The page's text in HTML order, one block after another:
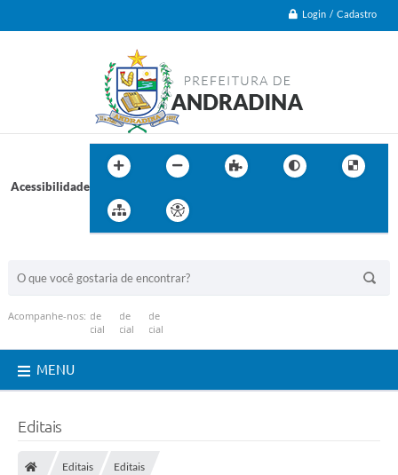
Login / Cadastro
Acessibilidade
Acompanhe-nos:
MENU
Editais
Editais Editais